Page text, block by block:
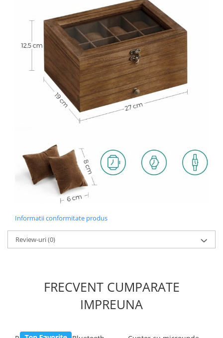
Informatii conformitate produs
Review-uri(0)
FRECVENT CUMPARATE
IMPREUNA